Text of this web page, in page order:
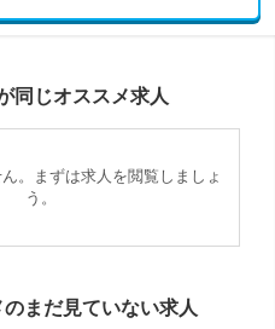
同じオススメ求人
。まずは求人を閲覧しましょ
う。
まだ見ていない求人